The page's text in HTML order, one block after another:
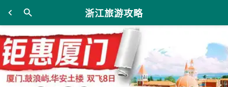
浙江旅游攻略